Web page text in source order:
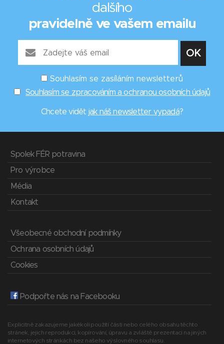
dalšího
pravidelně ve vašem emailu
Souhlasím se zasíláním newsletterů
Souhlasím se zpracováním a ochranou osobních údajů
Chcete vidět jak náš newsletter vypadá?
Spolek FÉR potravina
Pro výrobce
Média
Kontakt
Všeobecné obchodní podmínky
Ochrana osobních údajů
Cookies
Podpořte nás na Facebooku
Explicitně zakazujeme jakékoli použití části nebo celého obsahu těchto
stránek, jejich reprodukci, kopírování, úpravu a zvláště prezentaci na jiných
internetových stránkách bez našeho výslovného souhlasu.